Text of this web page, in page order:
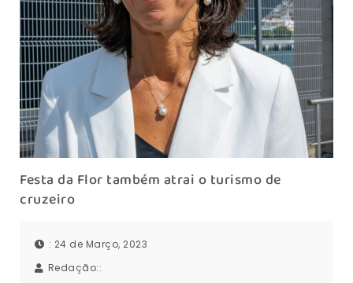
Festa da Flor também atrai o turismo de
cruzeiro
: 24 de Março, 2023
Redação::